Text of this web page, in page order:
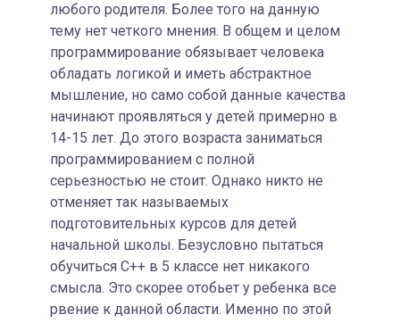
любого родителя. Более того на данную
тему нет четкого мнения. В общем и целом
программирование обязывает человека
обладать логикой и иметь абстрактное
мышление, но само собой данные качества
начинают проявляться у детей примерно в
14-15 лет. До этого возраста заниматься
программированием с полной
серьезностью не стоит. Однако никто не
отменяет так называемых
подготовительных курсов для детей
начальной школы. Безусловно пытаться
обучиться С++ в 5 классе нет никакого
смысла. Это скорее отобьет у ребенка все
рвение к данной области. Именно по этой